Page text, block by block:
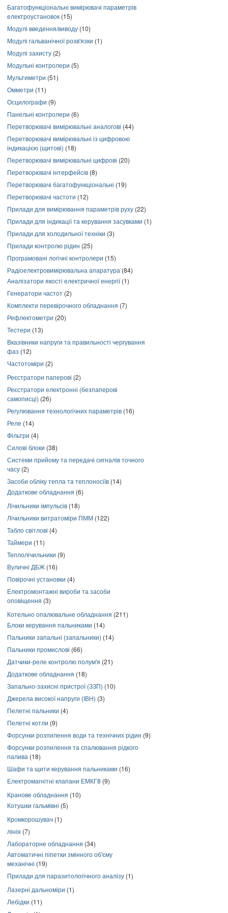
Багатофункціональні вимірювачі параметрів
електроустановок (15)
Модулі введення/виводу (10)
Модулі гальванічної розв'язки (1)
Модулі захисту (2)
Модульні контролери (5)
Мультиметри (51)
Омметри (11)
Осцилографи (9)
Панельні контролери (6)
Перетворювачі вимірювальні аналогові (44)
Перетворювачі вимірювальні із цифровою
індикацією (щитові) (18)
Перетворювачі вимірювальні цифрові (20)
Перетворювачі інтерфейсів (8)
Перетворювачі багатофункціональні (19)
Перетворювачі частоти (12)
Прилади для вимірювання параметрів руху (22)
Прилади для індикації та керування засувками (1)
Прилади для холодильної техніки (3)
Прилади контролю рідин (25)
Програмовані логічні контролери (15)
Радіоелектровимірювальна апаратура (84)
Аналізатори якості електричної енергії(1)
Генератори частот (2)
Комплекти перевірочного обладнання (7)
Рефлектометри (20)
Тестери (13)
Вказівники напруги та правильності чергування
фаз (12)
Частотоміри (2)
Реєстратори паперові (2)
Реєстратори електронні (безпаперові
самописці) (26)
Регулювання технологічних параметрів (16)
Реле (14)
Фільтри (4)
Силові блоки (38)
Системи прийому та передачі сигналів точного
часу (2)
Засоби обліку тепла та теплоносіїв (14)
Додаткове обладнання (6)
Лічильники імпульсів (18)
Лічильники витратоміри ПММ (122)
Табло світлові (4)
Таймери (11)
Теплолічильники (9)
Вуличні ДБЖ (16)
Повірочні установки (4)
Електромонтажні вироби та засоби
оповіщення (3)
Котельно опалювальне обладнання (211)
Блоки керування пальниками (14)
Пальники запальні (запальники) (14)
Пальники промислові (66)
Датчики-реле контролю полум'я (21)
Додаткове обладнання (18)
Запально-захисні пристрої (ЗЗП) (10)
Джерела високої напруги (ІВН) (3)
Пелетні пальники (4)
Пелетні котли (9)
Форсунки розпилення води та технічних рідин (9)
Форсунки розпилення та спалювання рідкого
палива (18)
Шафи та щити керування пальниками (16)
Електромагнітні клапани ЕМКГ8 (9)
Кранове обладнання (10)
Котушки гальмівні (5)
Кромкорошувач (1)
лінія (7)
Лабораторне обладнання (34)
Автоматичні піпетки змінного об'єму
механічні (19)
Прилади для паразитологічного аналізу (1)
Лазерні дальноміри (1)
Лебідки (11)